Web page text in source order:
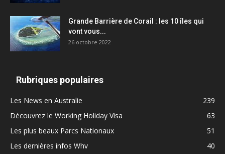
Grande Barrière de Corail : les 10 îles qui
vont vous...
26 octobre 2022
Rubriques populaires
Les News en Australie
239
Découvrez le Working Holiday Visa
63
Les plus beaux Parcs Nationaux
51
Les dernières infos Whv
40